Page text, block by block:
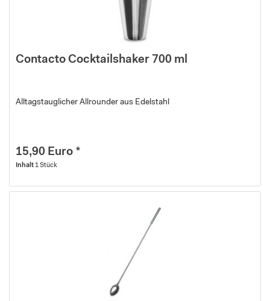
Contacto Cocktailshaker 700 ml
Alltagstauglicher Allrounder aus Edelstahl
15,90 Euro *
Inhalt 1 Stück